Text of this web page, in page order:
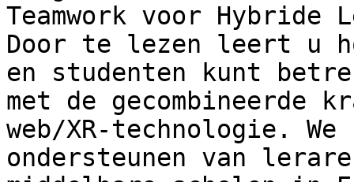
Teamwork voor Hybride
Door te lezen leert u
en studenten kunt
met de
web/XR-technologie.
ondersteunen van